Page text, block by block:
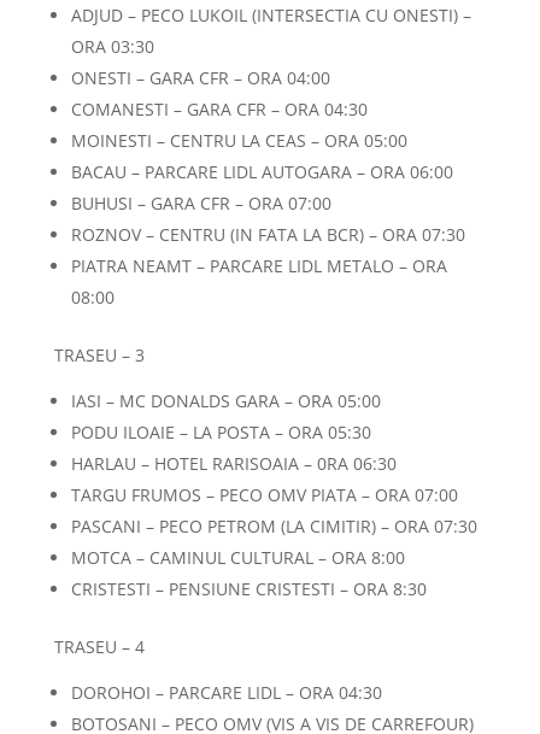
ADJUD – PECO LUKOIL (INTERSECTIA CU ONESTI) –
ORA 03:30
ONESTI – GARA CFR – ORA 04:00
COMANESTI – GARA CFR – ORA 04:30
MOINESTI – CENTRU LA CEAS – ORA 05:00
BACAU – PARCARE LIDL AUTOGARA – ORA 06:00
BUHUSI – GARA CFR – ORA 07:00
ROZNOV – CENTRU (IN FATA LA BCR) – ORA 07:30
PIATRA NEAMT – PARCARE LIDL METALO – ORA
08:00
TRASEU – 3
IASI – MC DONALDS GARA – ORA 05:00
PODU ILOAIE – LA POSTA – ORA 05:30
HARLAU – HOTEL RARISOAIA – 0RA 06:30
TARGU FRUMOS – PECO OMV PIATA – ORA 07:00
PASCANI – PECO PETROM (LA CIMITIR) – ORA 07:30
MOTCA – CAMINUL CULTURAL – ORA 8:00
CRISTESTI – PENSIUNE CRISTESTI – ORA 8:30
TRASEU – 4
DOROHOI – PARCARE LIDL – ORA 04:30
BOTOSANI – PECO OMV (VIS A VIS DE CARREFOUR)